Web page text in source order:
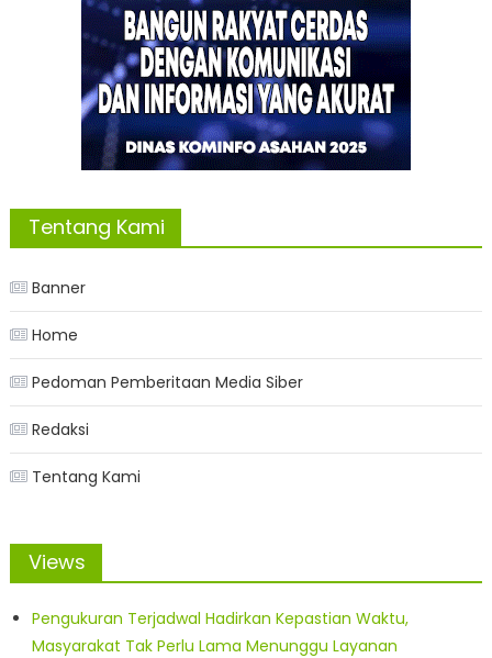
Tentang Kami
Banner
Home
Pedoman Pemberitaan Media Siber
Redaksi
Tentang Kami
Views
Pengukuran Terjadwal Hadirkan Kepastian Waktu,
Masyarakat Tak Perlu Lama Menunggu Layanan